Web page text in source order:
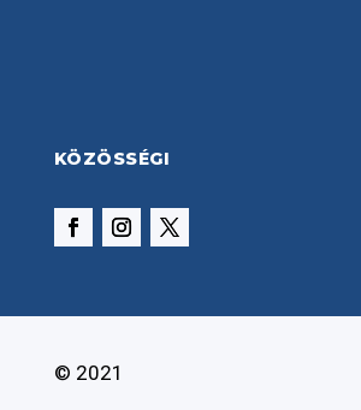
KÖZÖSSÉGI
© 2021